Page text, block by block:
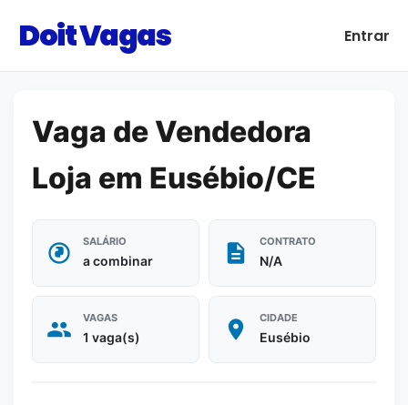
Doit Vagas Entrar
Vaga de Vendedora
Loja em Eusébio/CE
SALÁRIO
a combinar
CONTRATO
N/A
VAGAS
1 vaga(s)
CIDADE
Eusébio